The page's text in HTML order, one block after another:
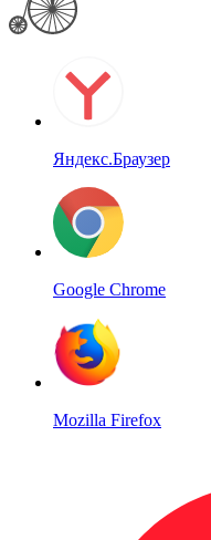
Яндекс.Браузер
Google Chrome
Mozilla Firefox